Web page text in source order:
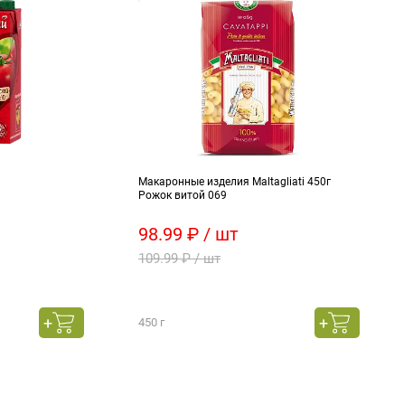
Макаронные изделия Maltagliati 450г
Рожок витой 069
98.99 ₽ / шт
109.99 ₽ / шт
450 г